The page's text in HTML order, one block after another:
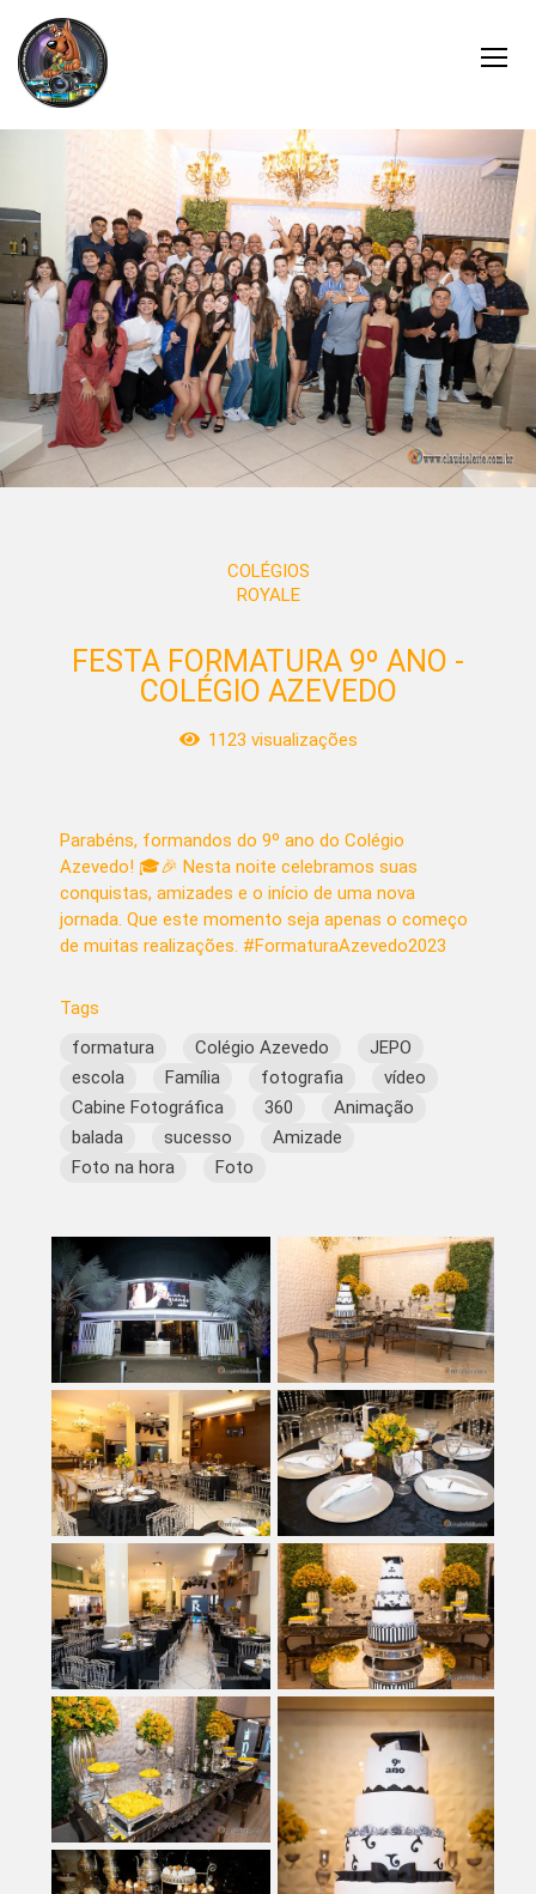
COLÉGIOS
ROYALE
FESTA FORMATURA 9º ANO -
COLÉGIO AZEVEDO
1123 visualizações
Parabéns, formandos do 9º ano do Colégio
Azevedo! 🎓🎉 Nesta noite celebramos suas
conquistas, amizades e o início de uma nova
jornada. Que este momento seja apenas o começo
de muitas realizações. #FormaturaAzevedo2023
Tags
formatura
Colégio Azevedo
JEPO
escola
Família fotografia
vídeo
Cabine Fotográfica
360
Animação
balada
sucesso
Amizade
Foto na hora
Foto